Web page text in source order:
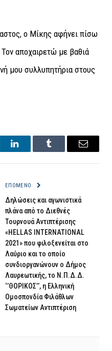
ο Μίκης αφήνει πίσω
αποχαιρετώ με βαθιά
μου συλλυπητήρια στους
LinkedInTumblr Email
ΕΠΌΜΕΝΟ
Δηλώσεις και αγωνιστικά
πλάνα από το Διεθνές
Τουρνουά Αντιπτέρισης
«HELLAS INTERNATIONAL
2021» που φιλοξενείται στο
Λαύριο και το οποίο
συνδιοργανώνουν ο Δήμος
Λαυρεωτικής, το Ν.Π.Δ.Δ.
‘’ΘΟΡΙΚΟΣ’’, η Ελληνική
Ομοσπονδία Φιλάθλων
Σωματείων Αντιπτέριση